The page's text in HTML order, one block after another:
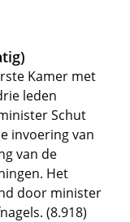
Kamer met
leden
Schut
invoering van
van de
Het
door minister
(8.918)